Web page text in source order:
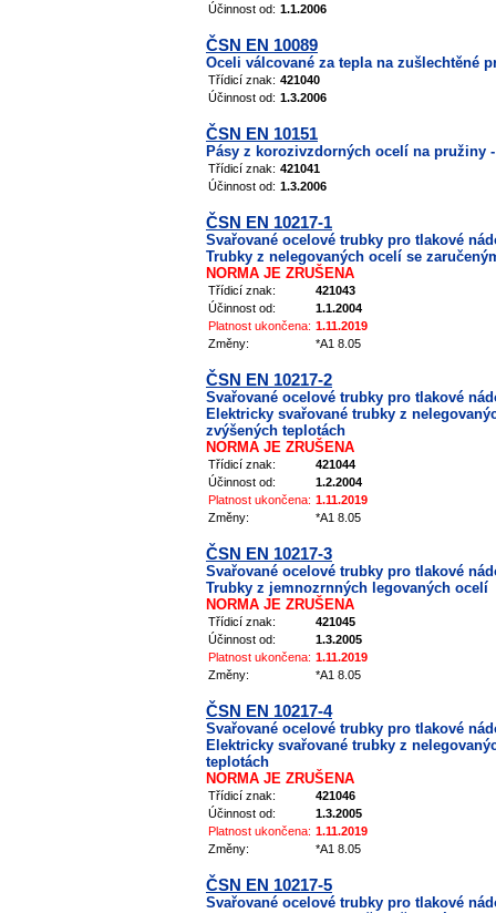
Účinnost od: 1.1.2006
ČSN EN 10089
Oceli válcované za tepla na zušlechtěné
Třídicí znak: 421040
Účinnost od: 1.3.2006
ČSN EN 10151
Pásy z korozivzdorných ocelí na pružiny
Třídicí znak: 421041
Účinnost od: 1.3.2006
ČSN EN 10217-1
Svařované ocelové trubky pro tlakové
Trubky z nelegovaných ocelí se
NORMA JE ZRUŠENA
Třídicí znak:
421043
Účinnost od:
1.1.2004
Platnost ukončena: 1.11.2019
Změny:
*A1 8.05
ČSN EN 10217-2
Svařované ocelové trubky pro tlakové
Elektricky svařované trubky z
zvýšených teplotách
NORMA JE ZRUŠENA
Třídicí znak:
421044
Účinnost od:
1.2.2004
Platnost ukončena: 1.11.2019
Změny:
*A1 8.05
ČSN EN 10217-3
Svařované ocelové trubky pro tlakové
Trubky z jemnozrnných legovaných ocelí
NORMA JE ZRUŠENA
Třídicí znak:
421045
Účinnost od:
1.3.2005
Platnost ukončena: 1.11.2019
Změny:
*A1 8.05
ČSN EN 10217-4
Svařované ocelové trubky pro tlakové
Elektricky svařované trubky z
teplotách
NORMA JE ZRUŠENA
Třídicí znak:
421046
Účinnost od:
1.3.2005
Platnost ukončena: 1.11.2019
Změny:
*A1 8.05
ČSN EN 10217-5
Svařované ocelové trubky pro tlakové